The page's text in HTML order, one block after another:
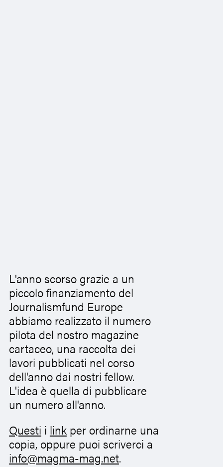
L'anno scorso grazie a un
piccolo finanziamento del
Journalismfund Europe
abbiamo realizzato il numero
pilota del nostro magazine
cartaceo, una raccolta dei
lavori pubblicati nel corso
dell'anno dai nostri fellow.
L'idea è quella di pubblicare
un numero all'anno.
Questi i linkper ordinarne una
copia, oppure puoi scriverci a
info@magma-mag.net.